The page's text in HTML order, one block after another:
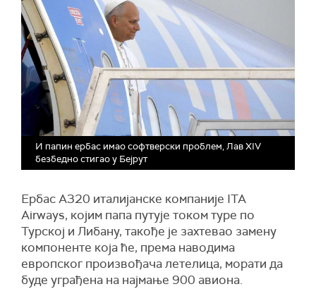
И папин ербас имао софтверски проблем, Лав XIV
безбедно стигао у Бејрут
Ербас А320 италијанске компаније ITA
Airways, којим папа путује током туре по
Турској и Либану, такође је захтевао замену
компоненте која ће, према наводима
европског произвођача летелица, морати да
буде уграђена на најмање 900 авиона.